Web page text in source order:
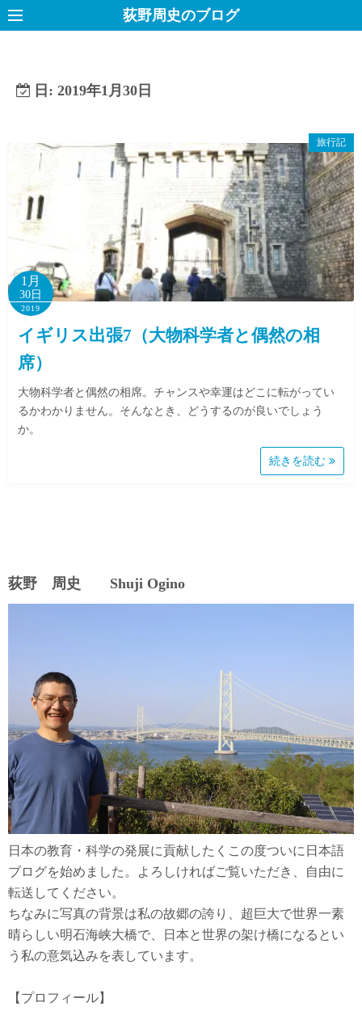
コ
ン
荻野周史のブログ
日: 2019年1月30日
旅行記
1月
30日
2019
イギリス出張7（大物科学者と偶然の相
席）
大物科学者と偶然の相席。チャンスや幸運はどこに転がってい
るかわかりません。そんなとき、どうするのが良いでしょう
か。
続きを読む
荻野 周史 Shuji Ogino
日本の教育・科学の発展に貢献したくこの度ついに日本語
ブログを始めました。よろしければご覧いただき、自由に
転送してください。
ちなみに写真の背景は私の故郷の誇り、超巨大で世界一素
晴らしい明石海峡大橋で、日本と世界の架け橋になるとい
う私の意気込みを表しています。
【プロフィール】